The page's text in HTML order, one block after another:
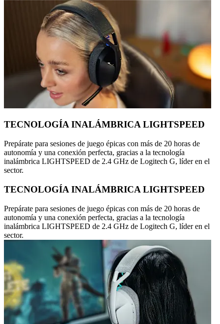
TECNOLOGÍA INALÁMBRICA LIGHTSPEED
Prepárate para sesiones de juego épicas con más de 20 horas de
autonomía y una conexión perfecta, gracias a la tecnología
inalámbrica LIGHTSPEED de 2.4 GHz de Logitech G, líder en el
sector.
TECNOLOGÍA INALÁMBRICA LIGHTSPEED
Prepárate para sesiones de juego épicas con más de 20 horas de
autonomía y una conexión perfecta, gracias a la tecnología
inalámbrica LIGHTSPEED de 2.4 GHz de Logitech G, líder en el
sector.